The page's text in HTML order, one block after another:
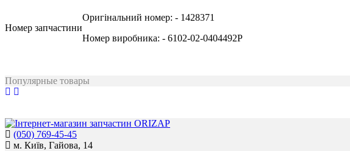
Номер запчастини
Оригінальний номер: - 1428371
Номер виробника: - 6102-02-0404492P
Популярные товары
(050) 769-45-45
м. Київ, Гайова, 14